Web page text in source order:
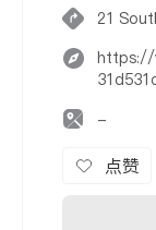
21
https://
-
点赞